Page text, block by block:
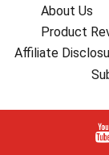
About Us
Product
Affiliate